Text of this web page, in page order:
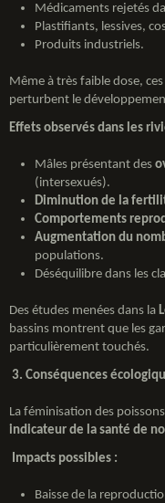
Médicaments rejetés
Plastifiants, lessives,
Produits industriels.
Même à très faible dose,
perturbent le
Effets observés dans les
Mâles présentant des
(intersexués).
Diminution de la
Comportements
Augmentation du
populations.
Déséquilibre dans les
Des études menées dans la
bassins montrent que les
particulièrement touchés.
3. Conséquences
La féminisation des
indicateur de la santé de
Impacts possibles :
Baisse de la